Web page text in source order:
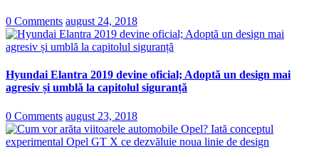
0 Comments august 24, 2018
Hyundai Elantra 2019 devine oficial; Adoptă un design mai
agresiv și umblă la capitolul siguranță
0 Comments august 23, 2018